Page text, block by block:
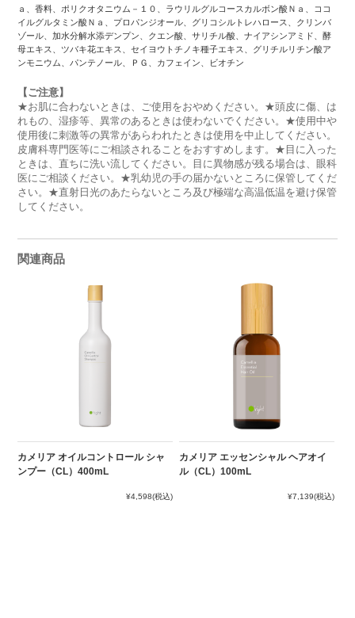
ａ、香料、ポリクオタニウム－１０、ラウリルグルコースカルボン酸Ｎａ、ココ
イルグルタミン酸Ｎａ、プロパンジオール、グリコシルトレハロース、クリンバ
ゾール、加水分解水添デンプン、クエン酸、サリチル酸、ナイアシンアミド、酵
母エキス、ツバキ花エキス、セイヨウトチノキ種子エキス、グリチルリチン酸ア
ンモニウム、パンテノール、ＰＧ、カフェイン、ビオチン
【ご注意】
★お肌に合わないときは、ご使用をおやめください。★頭皮に傷、は
れもの、湿疹等、異常のあるときは使わないでください。★使用中や
使用後に刺激等の異常があらわれたときは使用を中止してください。
皮膚科専門医等にご相談されることをおすすめします。★目に入った
ときは、直ちに洗い流してください。目に異物感が残る場合は、眼科
医にご相談ください。★乳幼児の手の届かないところに保管してくだ
さい。★直射日光のあたらないところ及び極端な高温低温を避け保管
してください。
関連商品
カメリア オイルコントロール シャ
ンプー（CL）400mL
¥4,598(税込)
カメリア エッセンシャル ヘアオイ
ル（CL）100mL
¥7,139(税込)